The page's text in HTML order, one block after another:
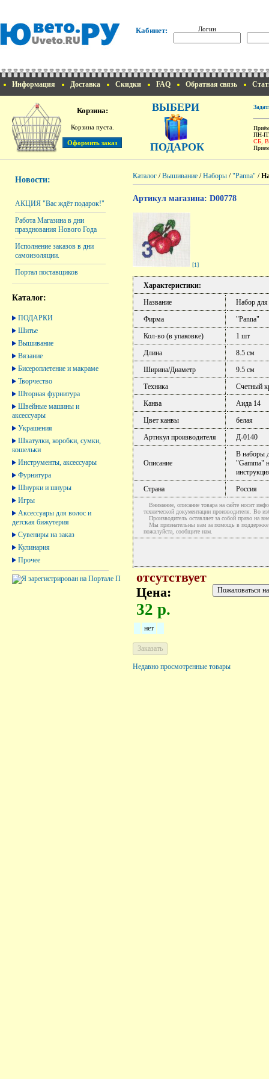
Кабинет: Логин
Информация Доставка Скидки FAQ Обратная связь
Корзина:
Корзина пуста.
ВЫБЕРИ
ПОДАРОК
ПН-
СБ,
Новости:
АКЦИЯ "Вас ждёт подарок!"
Работа Магазина в дни
празднования Нового Года
Исполнение заказов в дни
самоизоляции.
Портал поставщиков
Каталог:
ПОДАРКИ
Шитье
Вышивание
Вязание
Бисероплетение и макраме
Творчество
Шторная фурнитура
Швейные машины и
аксессуары
Украшения
Шкатулки, коробки, сумки,
кошельки
Инструменты, аксессуары
Фурнитура
Шнурки и шнуры
Игры
Аксессуары для волос и
детская бижутерия
Сувениры на заказ
Кулинария
Прочее
Каталог /Вышивание /Наборы /"Panna" /
Артикул магазина: D00778
[1]
Характеристики:
Название
Набор
Фирма
"Panna"
Кол-во (в упаковке)
1 шт
Длина
8.5 см
Ширина/Диаметр
9.5 см
Техника
Счетный
Канва
Аида 14
Цвет канвы
белая
Артикул производителя
Д-0140
Описание
В наборы
"Gamma"
Страна
Россия
Внимание, описание товара на сайте носит
технической документации производителя. Во
Производитель оставляет за собой право на
Мы признательны вам за помощь в поддержке
пожалуйста, сообщите нам.
отсутствует
Цена:
32 р.
нет
Недавно просмотренные товары